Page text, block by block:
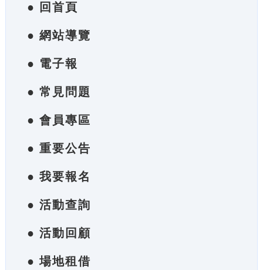
● 回首頁
● 網站導覽
● 電子報
● 常見問題
● 會員專區
● 重要公告
● 我要報名
● 活動查詢
● 活動回顧
● 場地租借